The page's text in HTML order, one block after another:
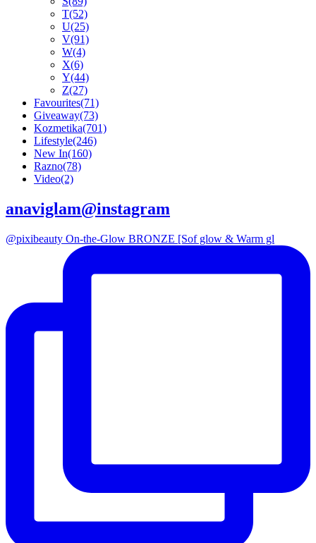
T(52)
U(25)
V(91)
W(4)
X(6)
Y(44)
Z(27)
Favourites(71)
Giveaway(73)
Kozmetika(701)
Lifestyle(246)
New In(160)
Razno(78)
Video(2)
anaviglam@instagram
@pixibeauty On-the-Glow BRONZE [Sof glow & Warm gl